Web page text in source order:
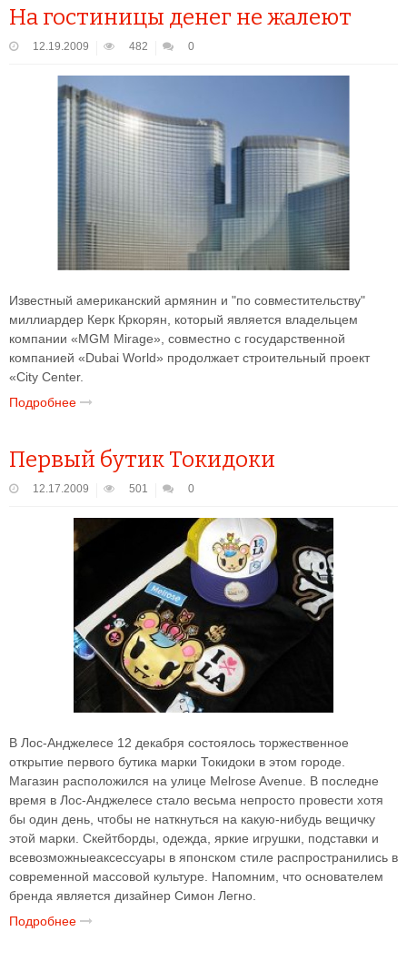
На гостиницы денег не жалеют
12.19.2009 482 0
Известный американский армянин и "по совместительству"
миллиардер Керк Кркорян, который является владельцем
компании «MGM Mirage», совместно с государственной
компанией «Dubai World» продолжает строительный проект
«City Center.
Подробнее
Первый бутик Токидоки
12.17.2009 501 0
В Лос-Анджелесе 12 декабря состоялось торжественное
открытие первого бутика марки Токидоки в этом городе.
Магазин расположился на улице Melrose Avenue. В последне
время в Лос-Анджелесе стало весьма непросто провести хотя
бы один день, чтобы не наткнуться на какую-нибудь вещичку
этой марки. Скейтборды, одежда, яркие игрушки, подставки и
всевозможныеаксессуары в японском стиле распространились в
современной массовой культуре. Напомним, что основателем
бренда является дизайнер Симон Легно.
Подробнее